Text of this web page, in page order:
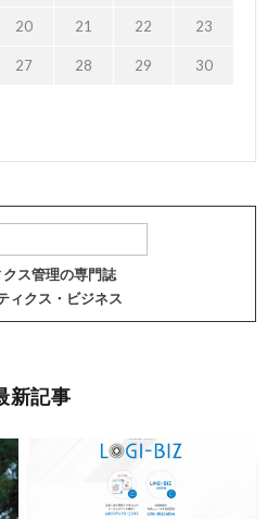
20 21 22 23
27 28 29 30
クス管理の専門誌
ィクス・ビジネス
新記事